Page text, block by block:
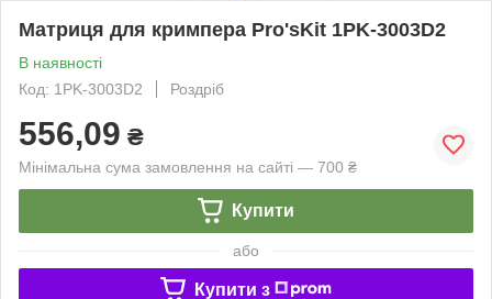
Матриця для кримпера Pro'sKit 1PK-3003D2
В наявності
Код: 1PK-3003D2
Роздріб
556,09 ₴
Мінімальна сума замовлення на сайті — 700 ₴
Купити
або
Купити з